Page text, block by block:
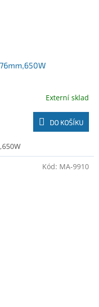
Externí sklad
DO KOŠÍKU
Kód: MA-9910